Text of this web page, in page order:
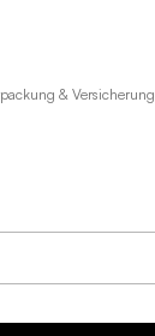
& Versicherung